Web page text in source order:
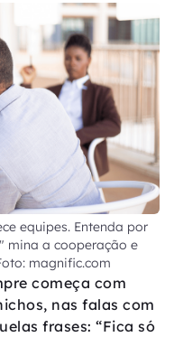
equipes. Entenda por
mina a cooperação e
magnific.com
começa com
nas falas com
frases: “Fica só